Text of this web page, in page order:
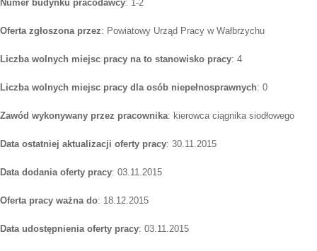
Numer budynku pracodawcy: 1-2
Oferta zgłoszona przez: Powiatowy Urząd Pracy w Wałbrzychu
Liczba wolnych miejsc pracy na to stanowisko pracy: 4
Liczba wolnych miejsc pracy dla osób niepełnosprawnych: 0
Zawód wykonywany przez pracownika: kierowca ciągnika siodłowego
Data ostatniej aktualizacji oferty pracy: 30.11.2015
Data dodania oferty pracy: 03.11.2015
Oferta pracy ważna do: 18.12.2015
Data udostępnienia oferty pracy: 03.11.2015